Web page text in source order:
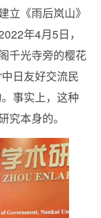
立《雨后岚山》
年4月5日，
千光寺旁的樱花
日友好交流民
事实上，这种
究本身的。